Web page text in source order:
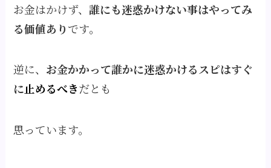
お金はかけず、誰にも迷惑かけない事はやってみ
る価値ありです。
逆に、 お金かかって誰かに迷惑かけるスピはすぐ
に止めるべきだとも
思っています。